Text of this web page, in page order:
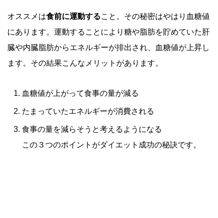
オススメは食前に運動すること。その秘密はやはり血糖値
にあります。運動することにより糖や脂肪を貯めていた肝
臓や内臓脂肪からエネルギーが排出され、血糖値が上昇し
ます。その結果こんなメリットがあります。
血糖値が上がって食事の量が減る
たまっていたエネルギーが消費される
食事の量を減らそうと考えるようになる
この３つのポイントがダイエット成功の秘訣です。